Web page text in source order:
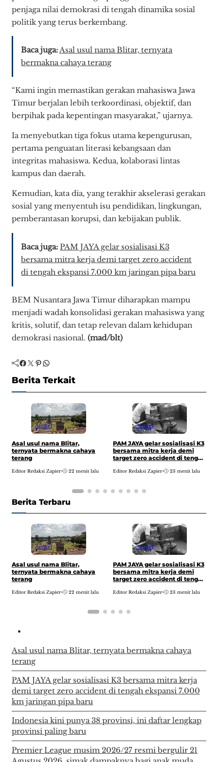
penjaga nilai demokrasi di tengah dinamika sosial
politik yang terus berkembang.
Baca juga:Asal usul nama Blitar, ternyata
bermakna cahaya terang
“Kami ingin memastikan gerakan mahasiswa Jawa
Timur berjalan lebih terkoordinasi, objektif, dan
berpihak pada kepentingan masyarakat,” ujarnya.
Ia menyebutkan tiga fokus utama kepengurusan,
pertama penguatan literasi kebangsaan dan
integritas mahasiswa. Kedua, kolaborasi lintas
kampus dan daerah.
Kemudian, kata dia, yang terakhir akselerasi gerakan
sosial yang menyentuh isu pendidikan, lingkungan,
pemberantasan korupsi, dan kebijakan publik.
Baca juga: PAM JAYA gelar sosialisasi K3
bersama mitra kerja demi target zero accident
di tengah ekspansi 7.000 km jaringan pipa baru
BEM Nusantara Jawa Timur diharapkan mampu
menjadi wadah konsolidasi gerakan mahasiswa yang
kritis, solutif, dan tetap relevan dalam kehidupan
demokrasi nasional. (mad/blt)
Facebook Twitter Pinterest WhatsApp
Berita Terkait
Artikel
Asal usul nama Blitar,
ternyata bermakna cahaya
terang
Editor Redaksi Zapier• 22 menit lalu
Artikel
PAM JAYA gelar sosialisasi K3
bersama mitra kerja demi
target zero accident di tengah
pipa baru
Editor Redaksi Zapier• 23 menit lalu
Berita Terbaru
Artikel
Asal usul nama Blitar,
ternyata bermakna cahaya
terang
Editor Redaksi Zapier• 22 menit lalu
Artikel
PAM JAYA gelar sosialisasi K3
bersama mitra kerja demi
target zero accident di tengah
pipa baru
Editor Redaksi Zapier• 23 menit lalu
Asal usul nama Blitar, ternyata bermakna cahaya
terang
PAM JAYA gelar sosialisasi K3 bersama mitra kerja
demi target zero accident di tengah ekspansi 7.000
km jaringan pipa baru
Indonesia kini punya 38 provinsi, ini daftar lengkap
provinsi paling baru
Premier League musim 2026/27 resmi bergulir 21